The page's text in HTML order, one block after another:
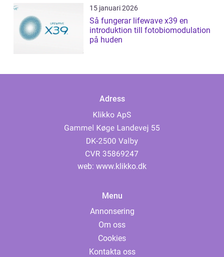
15 januari 2026
Så fungerar lifewave x39 en
introduktion till fotobiomodulation
på huden
Adress
web: www.klikko.dk
Menu
Annonsering
Om oss
Cookies
Kontakta oss